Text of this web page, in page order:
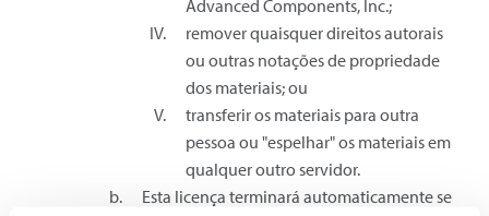
Advanced Components, Inc.;
remover quaisquer direitos autorais
ou outras notações de propriedade
dos materiais; ou
transferir os materiais para outra
pessoa ou "espelhar" os materiais em
qualquer outro servidor.
Esta licença terminará automaticamente se